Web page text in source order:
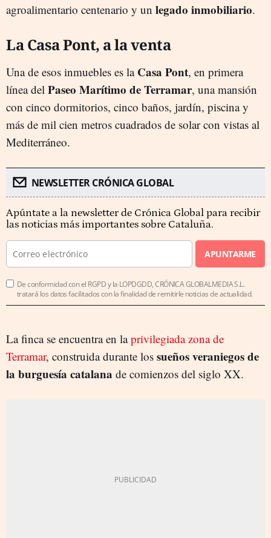
agroalimentario centenario y un legado inmobiliario.
La Casa Pont, a la venta
Una de esos inmuebles es la Casa Pont, en primera
línea del Paseo Marítimo de Terramar, una mansión
con cinco dormitorios, cinco baños, jardín, piscina y
más de mil cien metros cuadrados de solar con vistas al
Mediterráneo.
NEWSLETTER CRÓNICA GLOBAL
Apúntate a la newsletter de Crónica Global para recibir
las noticias más importantes sobre Cataluña.
APUNTARME
De conformidad con el RGPD y la LOPDGDD, CRÓNICA GLOBALMEDIA S.L.
tratará los datos facilitados con la finalidad de remitirle noticias de actualidad.
La finca se encuentra en laprivilegiada zona de
Terramar, construida durante los sueños veraniegos de
la burguesía catalana de comienzos del siglo XX.